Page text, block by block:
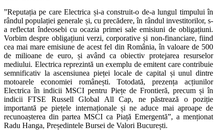
”Reputația pe care Electrica și-a construit-o de-a lungul timpului în
rândul populației generale și, cu precădere, în rândul investitorilor, s-
a reflectat îndeosebi cu ocazia primei sale emisiuni de obligațiuni.
Vorbim despre obligațiuni verzi, corporative și non-financiare, fiind
cea mai mare emisiune de acest fel din România, în valoare de 500
de milioane de euro, și având ca obiectiv protejarea resurselor
mediului. Electrica reprezintă un exemplu de emitent care contribuie
semnificativ la ascensiunea pieței locale de capital și unul dintre
motoarele economiei românești. Totodată, prezența acțiunilor
Electrica în indicii MSCI pentru Piețe de Frontieră, precum și în
indicii FTSE Russell Global All Cap, ne păstrează o poziție
importantă pe piețele internaționale și ne aduce mai aproape de
recunoașterea din partea MSCI ca Piață Emergentă”, a menționat
Radu Hanga, Președintele Bursei de Valori București.